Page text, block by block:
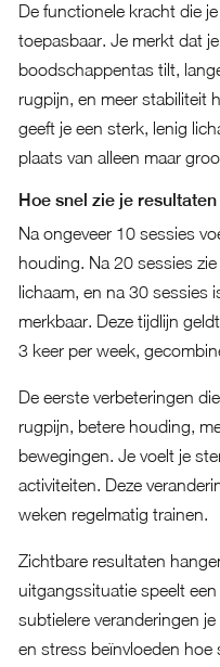
De functionele kracht die
toepasbaar. Je merkt dat
boodschappentas tilt,
rugpijn, en meer stabiliteit
geeft je een sterk, lenig
plaats van alleen maar
Hoe snel zie je
Na ongeveer 10 sessies
houding. Na 20 sessies
lichaam, en na 30 sessies
merkbaar. Deze tijdlijn
3 keer per week,
De eerste verbeteringen
rugpijn, betere houding,
bewegingen. Je voelt je
activiteiten. Deze
weken regelmatig trainen.
Zichtbare resultaten
uitgangssituatie speelt
subtielere veranderingen
en stress beïnvloeden hoe